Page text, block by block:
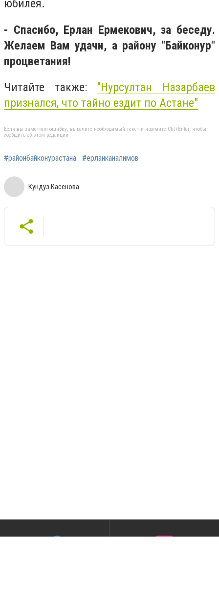
юбилея.
- Спасибо, Ерлан Ермекович, за беседу.
Желаем Вам удачи, а району "Байконур"
процветания!
Читайте также: "Нурсултан Назарбаев
признался, что тайно ездит по Астане"
Если вы заметили ошибку, выделите необходимый текст и нажмите Ctrl+Enter, чтобы
сообщить об этом редакции
#районбайконурастана #ерланканалимов
Кундуз Касенова